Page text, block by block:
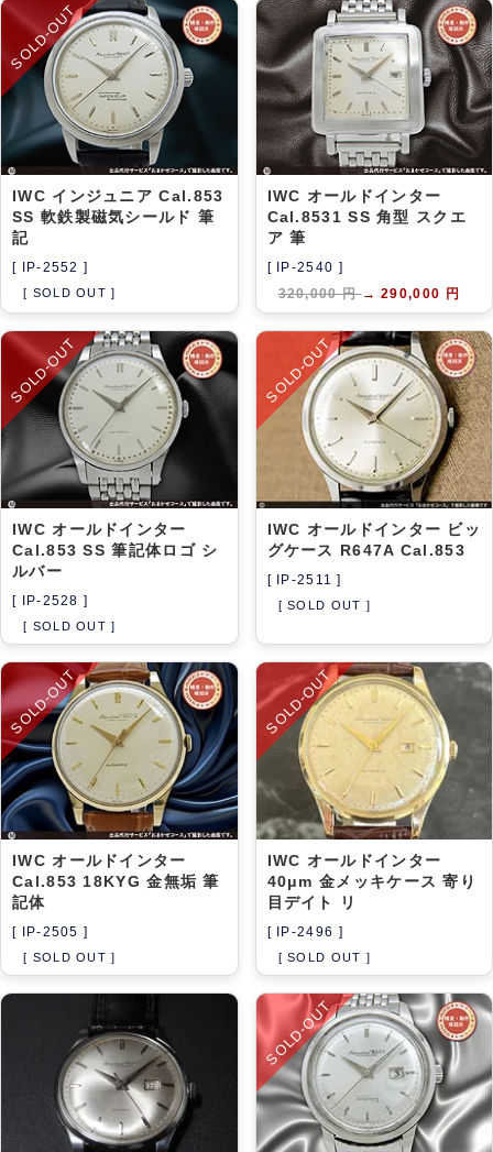
SOLD-OUT
IWC インジュニア Cal.853
SS 軟鉄製磁気シールド 筆
記
[ IP-2552 ]
[ SOLD OUT ]
IWC オールドインター
Cal.8531 SS 角型 スクエ
ア 筆
[ IP-2540 ]
320,000 円→ 290,000 円
SOLD-OUT
IWC オールドインター
Cal.853 SS 筆記体ロゴ シ
ルバー
[ IP-2528 ]
[ SOLD OUT ]
SOLD-OUT
IWC オールドインター ビッ
グケース R647A Cal.853
[ IP-2511 ]
[ SOLD OUT ]
SOLD-OUT
IWC オールドインター
Cal.853 18KYG 金無垢 筆
記体
[ IP-2505 ]
[ SOLD OUT ]
SOLD-OUT
IWC オールドインター
40μm 金メッキケース 寄り
目デイト リ
[ IP-2496 ]
[ SOLD OUT ]
SOLD-OUT